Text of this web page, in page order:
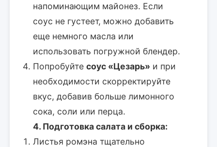
напоминающим майонез. Если
соус не густеет, можно добавить
еще немного масла или
использовать погружной блендер.
Попробуйте соус «Цезарь» и при
необходимости скорректируйте
вкус, добавив больше лимонного
сока, соли или перца.
4. Подготовка салата и сборка:
Листья ромэна тщательно